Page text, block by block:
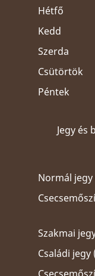
Hétfő
Kedd
Szerda
Csütörtök
Péntek
Jegy és
Normál
Szakmai
Családi jegy